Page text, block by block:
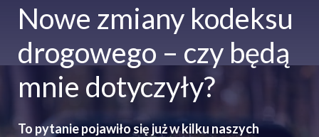
Nowe zmiany kodeksu
drogowego – czy będą
mnie dotyczyły?
To pytanie pojawiło się już w kilku naszych